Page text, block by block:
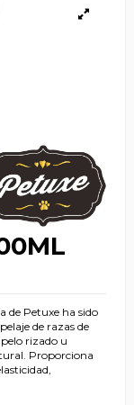
de Petuxe ha sido
de razas de
rizado u
Proporciona